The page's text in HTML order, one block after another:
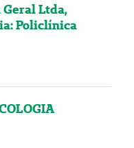
Ltda,
Policlínica